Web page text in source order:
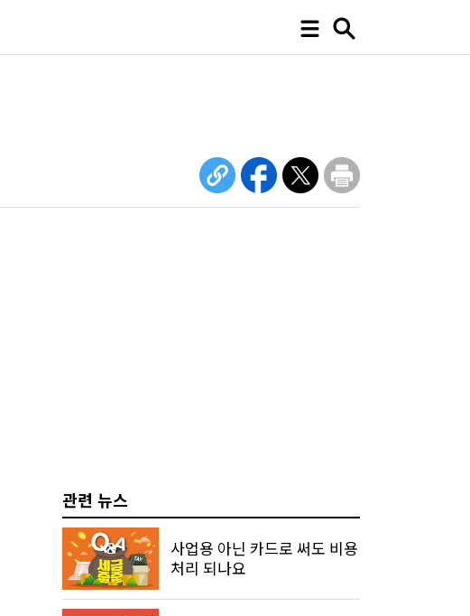
관련 뉴스
사업용 아닌 카드로 써도 비용
처리 되나요